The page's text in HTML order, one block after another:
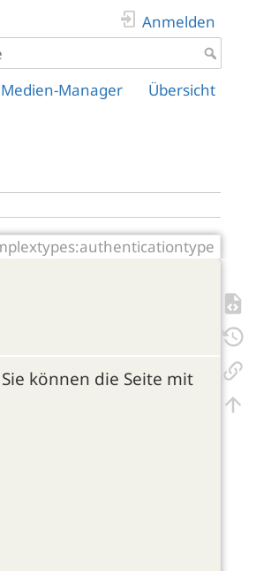
Anmelden
Medien-Manager Übersicht
können die Seite mit